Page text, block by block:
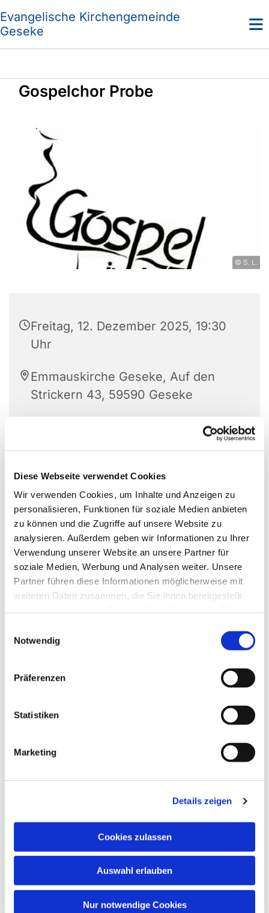
Diese Webseite verwendet Cookies
Wir verwenden Cookies, um Inhalte und Anzeigen zu
personalisieren, Funktionen für soziale Medien anbieten
zu können und die Zugriffe auf unsere Website zu
analysieren. Außerdem geben wir Informationen zu Ihrer
Verwendung unserer Website an unsere Partner für
soziale Medien, Werbung und Analysen weiter. Unsere
Partner führen diese Informationen möglicherweise mit
weiteren Daten zusammen, die Sie ihnen bereitgestellt
Notwendig
Präferenzen
Statistiken
Marketing
Details zeigen
Cookies zulassen
Auswahl erlauben
Nur notwendige Cookies
Evangelische Kirchengemeinde
Geseke
Gospelchor Probe
© S. L.
Freitag, 12. Dezember 2025, 19:30
Uhr
Emmauskirche Geseke, Auf den
Strickern 43, 59590 Geseke